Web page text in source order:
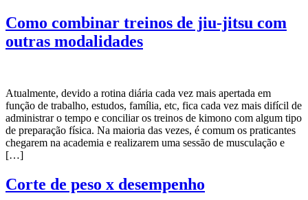
Como combinar treinos de jiu-jitsu com
outras modalidades
Atualmente, devido a rotina diária cada vez mais apertada em
função de trabalho, estudos, família, etc, fica cada vez mais difícil de
administrar o tempo e conciliar os treinos de kimono com algum tipo
de preparação física. Na maioria das vezes, é comum os praticantes
chegarem na academia e realizarem uma sessão de musculação e
[…]
Corte de peso x desempenho